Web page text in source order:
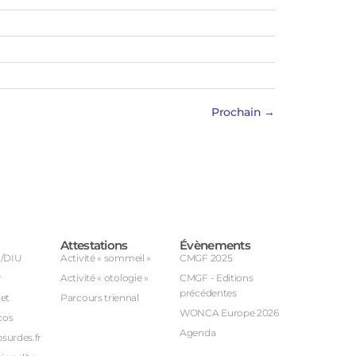
Prochain →
DIU
Attestations
Activité « sommeil »
Activité « otologie »
Parcours triennal
Évènements
CMGF 2025
CMGF - Editions
précédentes
WONCA Europe 2026
Agenda